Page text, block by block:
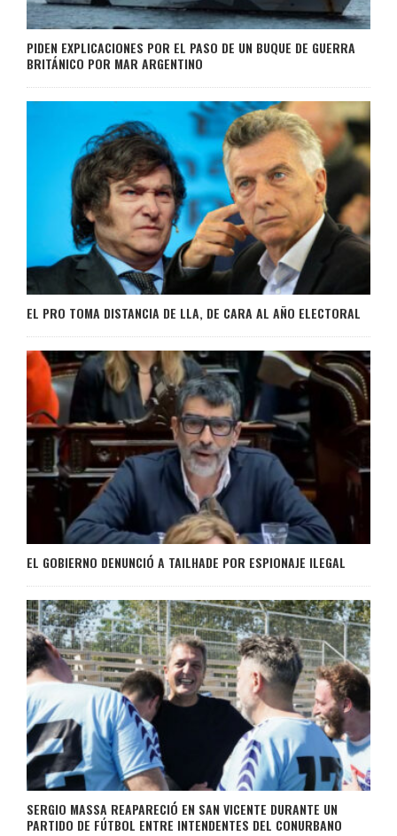
PIDEN EXPLICACIONES POR EL PASO DE UN BUQUE DE GUERRA
BRITÁNICO POR MAR ARGENTINO
EL PRO TOMA DISTANCIA DE LLA, DE CARA AL AÑO ELECTORAL
EL GOBIERNO DENUNCIÓ A TAILHADE POR ESPIONAJE ILEGAL
SERGIO MASSA REAPARECIÓ EN SAN VICENTE DURANTE UN
PARTIDO DE FÚTBOL ENTRE INTENDENTES DEL CONURBANO